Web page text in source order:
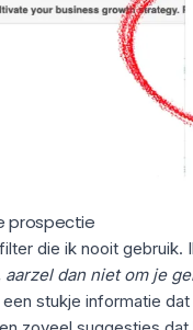
prospectie
die ik nooit gebruik.
dan niet om je
stukje informatie